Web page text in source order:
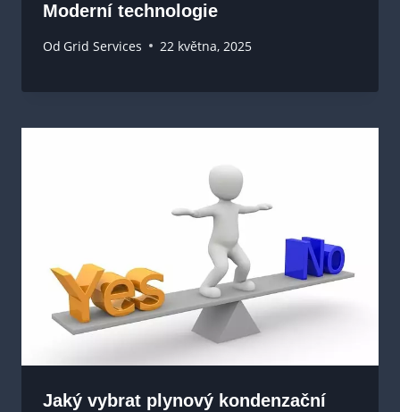
Moderní technologie
Od Grid Services 22 května, 2025
Jaký vybrat plynový kondenzační